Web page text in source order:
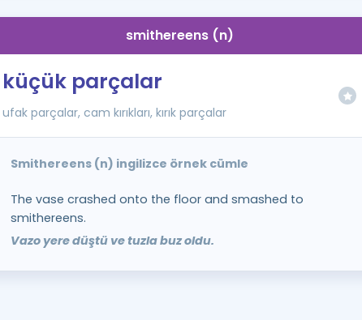
smithereens (n)
küçük parçalar
ufak parçalar, cam kırıkları, kırık parçalar
Smithereens (n) ingilizce örnek cümle
The vase crashed onto the floor and smashed to
smithereens.
Vazo yere düştü ve tuzla buz oldu.